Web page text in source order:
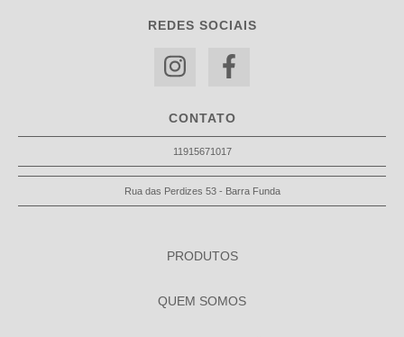
REDES SOCIAIS
CONTATO
11915671017
Rua das Perdizes 53 - Barra Funda
PRODUTOS
QUEM SOMOS